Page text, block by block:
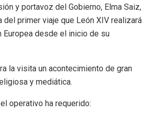
y portavoz del Gobierno, Elma Saiz,
del primer viaje que León XIV realizará
Europea desde el inicio de su
la visita un acontecimiento de gran
y mediática.
operativo ha requerido: